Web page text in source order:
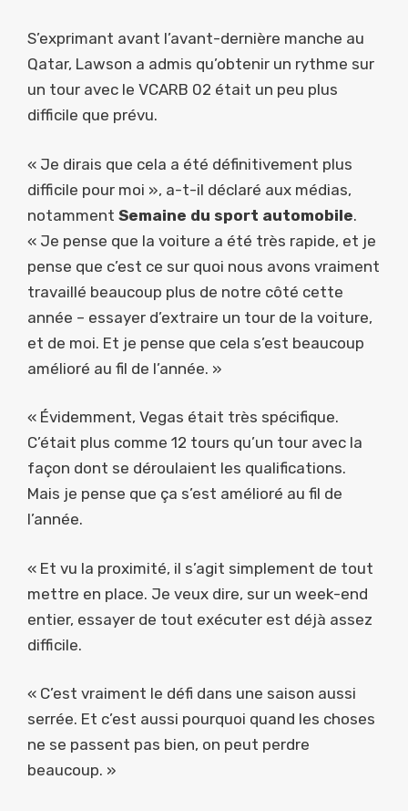
S’exprimant avant l’avant-dernière manche au
Qatar, Lawson a admis qu’obtenir un rythme sur
un tour avec le VCARB 02 était un peu plus
difficile que prévu.
« Je dirais que cela a été définitivement plus
difficile pour moi », a-t-il déclaré aux médias,
notamment Semaine du sport automobile.
« Je pense que la voiture a été très rapide, et je
pense que c’est ce sur quoi nous avons vraiment
travaillé beaucoup plus de notre côté cette
année – essayer d’extraire un tour de la voiture,
et de moi. Et je pense que cela s’est beaucoup
amélioré au fil de l’année. »
« Évidemment, Vegas était très spécifique.
C’était plus comme 12 tours qu’un tour avec la
façon dont se déroulaient les qualifications.
Mais je pense que ça s’est amélioré au fil de
l’année.
« Et vu la proximité, il s’agit simplement de tout
mettre en place. Je veux dire, sur un week-end
entier, essayer de tout exécuter est déjà assez
difficile.
« C’est vraiment le défi dans une saison aussi
serrée. Et c’est aussi pourquoi quand les choses
ne se passent pas bien, on peut perdre
beaucoup. »